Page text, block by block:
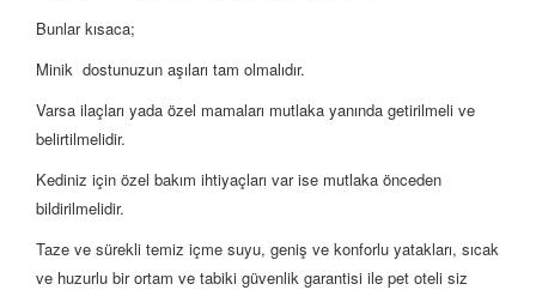
Bunlar kısaca;
Minik dostunuzun aşıları tam olmalıdır.
Varsa ilaçları yada özel mamaları mutlaka yanında getirilmeli ve
belirtilmelidir.
Kediniz için özel bakım ihtiyaçları var ise mutlaka önceden
bildirilmelidir.
Taze ve sürekli temiz içme suyu, geniş ve konforlu yatakları, sıcak
ve huzurlu bir ortam ve tabiki güvenlik garantisi ile pet oteli siz